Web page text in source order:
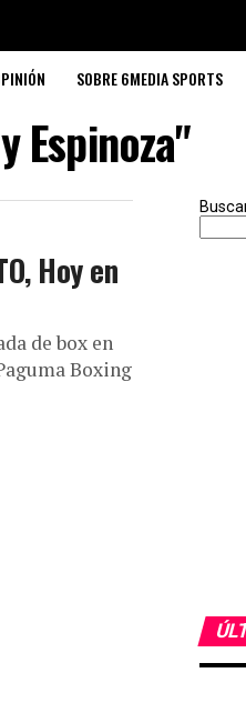
SOBRE 6MEDIA SPORTS
Espinoza"
Hoy en
de box en
Boxing